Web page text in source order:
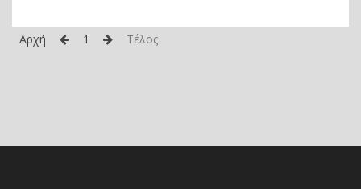
Αρχή 1 Τέλος